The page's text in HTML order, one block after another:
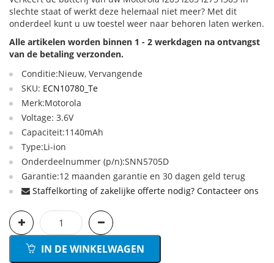
slechte staat of werkt deze helemaal niet meer? Met dit
onderdeel kunt u uw toestel weer naar behoren laten werken.
Alle artikelen worden binnen 1 - 2 werkdagen na ontvangst
van de betaling verzonden.
Conditie:Nieuw, Vervangende
SKU: ECN10780_Te
Merk:Motorola
Voltage: 3.6V
Capaciteit:1140mAh
Type:Li-ion
Onderdeelnummer (p/n):SNN5705D
Garantie:12 maanden garantie en 30 dagen geld terug
Staffelkorting of zakelijke offerte nodig? Contacteer ons
IN DE WINKELWAGEN